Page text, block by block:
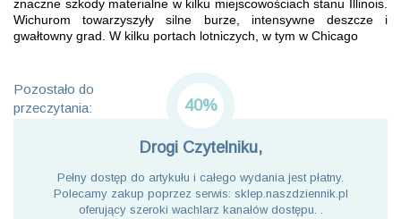
znaczne szkody materialne w kilku miejscowościach stanu Illinois.
Wichurom towarzyszyły silne burze, intensywne deszcze i
gwałtowny grad. W kilku portach lotniczych, w tym w Chicago
Pozostało do
przeczytania:
40%
Drogi Czytelniku,
Pełny dostęp do artykułu i całego wydania jest płatny.
Polecamy zakup poprzez serwis: sklep.naszdziennik.pl
oferujący szeroki wachlarz kanałów dostępu. .